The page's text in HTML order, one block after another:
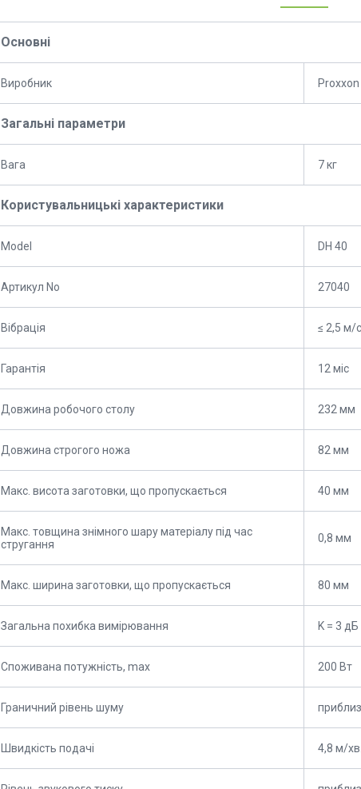
Основні
Виробник Proxxon
Загальні параметри
Вага 7 кг
Користувальницькі характеристики
Model DH 40
Артикул No 27040
Вібрація ≤ 2,5 м/
Гарантія 12 міс
Довжина робочого столу 232 мм
Довжина строгого ножа 82 мм
Макс. висота заготовки, що пропускається 40 мм
Макс. товщина знімного шару матеріалу під час
стругання
0,8 мм
Макс. ширина заготовки, що пропускається 80 мм
Загальна похибка вимірювання K = 3 дБ
Споживана потужність, max 200 Вт
Граничний рівень шуму
Швидкість подачі 4,8 м/